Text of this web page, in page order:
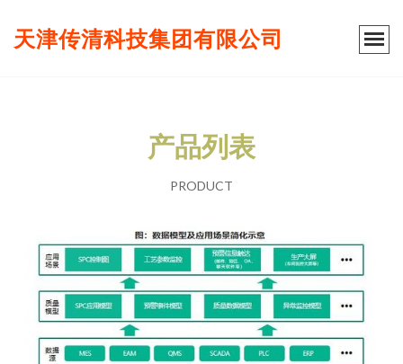
天津传清科技集团有限公司
产品列表
PRODUCT